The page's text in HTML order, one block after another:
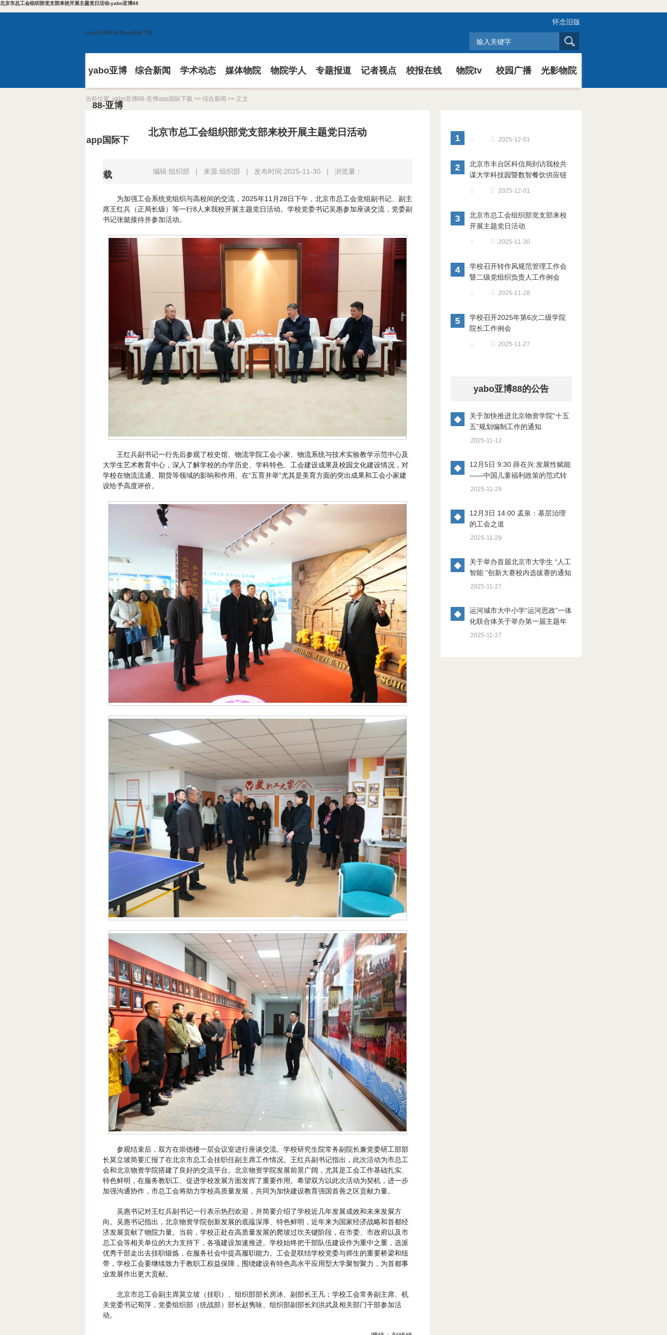
北京市总工会组织部党支部来校开展主题党日活动-yabo亚博88
yabo亚博88-亚博app国际下载
怀念旧版
yabo亚博
88-亚博
app国际下
载
综合新闻 学术动态 媒体物院 物院学人 专题报道 记者视点 校报在线 物院tv 校园广播 光影物院
当前位置: yabo亚博88-亚博app国际下载 >> 综合新闻 >> 正文
北京市总工会组织部党支部来校开展主题党日活动
编辑:组织部 | 来源:组织部 | 发布时间:2025-11-30 | 浏览量：
为加强工会系统党组织与高校间的交流，2025年11月28日下午，北京市总工会党组副书记、副主
席王红兵（正局长级）等一行8人来我校开展主题党日活动。学校党委书记吴惠参加座谈交流，党委副
书记张懿接待并参加活动。
王红兵副书记一行先后参观了校史馆、物流学院工会小家、物流系统与技术实验教学示范中心及
大学生艺术教育中心，深入了解学校的办学历史、学科特色、工会建设成果及校园文化建设情况，对
学校在物流流通、期货等领域的影响和作用、在“五育并举”尤其是美育方面的突出成果和工会小家建
设给予高度评价。
参观结束后，双方在崇德楼一层会议室进行座谈交流。学校研究生院常务副院长兼党委研工部部
长莫立坡简要汇报了在北京市总工会挂职任副主席工作情况。王红兵副书记指出，此次活动为市总工
会和北京物资学院搭建了良好的交流平台。北京物资学院发展前景广阔，尤其是工会工作基础扎实、
特色鲜明，在服务教职工、促进学校发展方面发挥了重要作用。希望双方以此次活动为契机，进一步
加强沟通协作，市总工会将助力学校高质量发展，共同为加快建设教育强国首善之区贡献力量。
吴惠书记对王红兵副书记一行表示热烈欢迎，并简要介绍了学校近几年发展成效和未来发展方
向。吴惠书记指出，北京物资学院创新发展的底蕴深厚、特色鲜明，近年来为国家经济战略和首都经
济发展贡献了物院力量。当前，学校正处在高质量发展的爬坡过坎关键阶段，在市委、市政府以及市
总工会等相关单位的大力支持下，各项建设加速推进。学校始终把干部队伍建设作为重中之重，选派
优秀干部走出去挂职锻炼，在服务社会中提高履职能力。工会是联结学校党委与师生的重要桥梁和纽
带，学校工会要继续致力于教职工权益保障，围绕建设有特色高水平应用型大学聚智聚力，为首都事
业发展作出更大贡献。
北京市总工会副主席莫立坡（挂职）、组织部部长房冰、副部长王凡；学校工会常务副主席、机
关党委书记荀萍，党委组织部（统战部）部长赵隽咏、组织部副部长刘洪武及相关部门干部参加活
动。
1 2025-12-01
2
北京市丰台区科信局到访我校共
谋大学科技园暨数智餐饮供应链
2025-12-01
3
北京市总工会组织部党支部来校
开展主题党日活动
2025-11-30
4
学校召开转作风规范管理工作会
暨二级党组织负责人工作例会
2025-11-28
5
学校召开2025年第6次二级学院
院长工作例会
2025-11-27
yabo亚博88的公告
◆
关于加快推进北京物资学院“十五
五”规划编制工作的通知
2025-11-12
◆
12月5日 9:30 薛在兴:发展性赋能
——中国儿童福利政策的范式转
型
2025-11-29
◆
12月3日 14:00 孟泉：基层治理
的工会之道
2025-11-29
◆
关于举办首届北京市大学生 “人工
智能 ”创新大赛校内选拔赛的通知
2025-11-27
◆
运河城市大中小学“运河思政”一体
化联合体关于举办第一届主题年
会暨“运河上的抗战”系列主题活动
2025-11-27